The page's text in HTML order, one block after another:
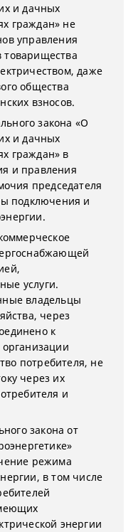
и дачных
граждан» не
управления
даже
общества
взносов.
закона «О
и дачных
граждан» в
и правления
председателя
подключения и
услуги.
владельцы
через
к
потребителя, не
через их
и
закона от
режима
в том числе
энергии